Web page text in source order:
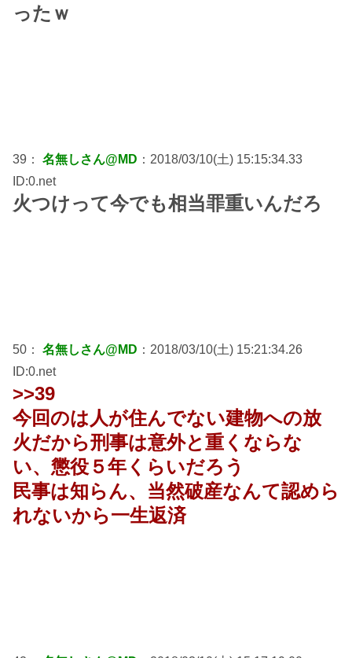
ったｗ
39： 名無しさん@MD ：2018/03/10(土) 15:15:34.33
ID:0.net
火つけって今でも相当罪重いんだろ
50： 名無しさん@MD ：2018/03/10(土) 15:21:34.26
ID:0.net
>>39
今回のは人が住んでない建物への放
火だから刑事は意外と重くならな
い、懲役５年くらいだろう
民事は知らん、当然破産なんて認めら
れないから一生返済